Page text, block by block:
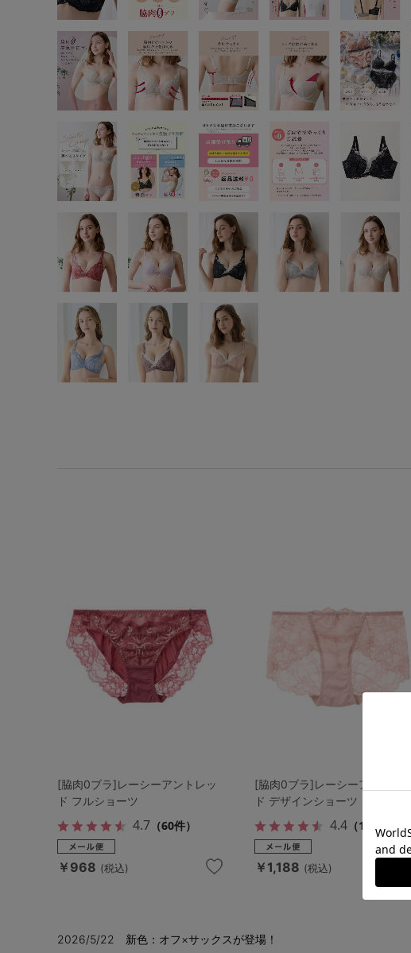
H70 H75
SS S
L LL
S-AB S-CD
M-AB M-CD M-EF
L-AB L-CD
LL-EF
[脇肉0ブラ]レーシーアントレッ
ド フルショーツ
4.7 （60件）
￥968 (税込)
[脇肉0ブラ]レーシーアントレッ
ド デザインショーツ
4.4（18件）
￥1,188 (税込)
2026/5/22 新色：オフ×サックスが登場！